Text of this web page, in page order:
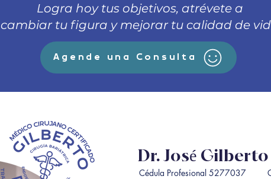
Logra hoy tus objetivos, atrévete a
cambiar tu figura y mejorar tu calidad de
Agende una Consulta
Dr. José
Cédula Profesional 5277037